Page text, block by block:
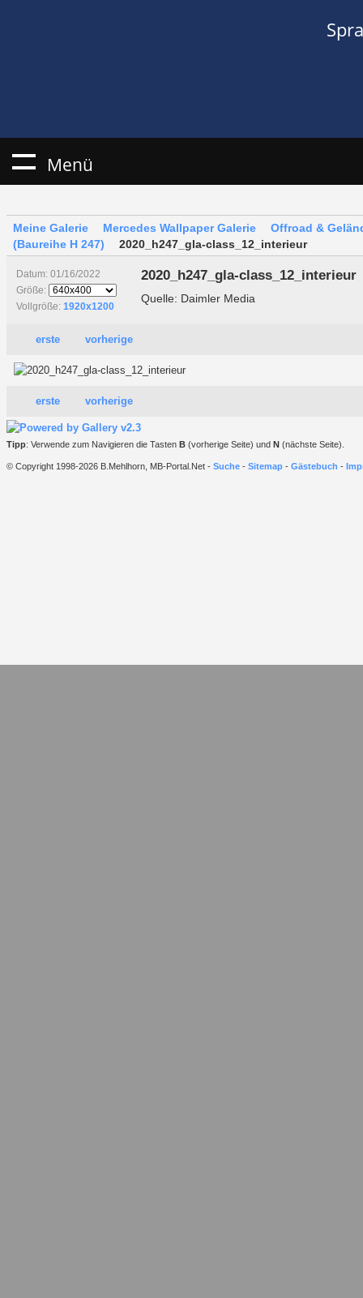
Menü
Meine Galerie Mercedes Wallpaper Galerie
Offroad &
(Baureihe H 247)
2020_h247_gla-class_12_interieur
Datum: 01/16/2022
Größe:
Vollgröße: 1920x1200
2020_h247_gla-class_12_interieur
Quelle: Daimler Media
erste vorherige
erste vorherige
Tipp: Verwende zum Navigieren die Tasten B (vorherige Seite) und N (nächste Seite).
© Copyright 1998-2026 B.Mehlhorn, MB-Portal.Net - Suche - Sitemap - Gästebuch -